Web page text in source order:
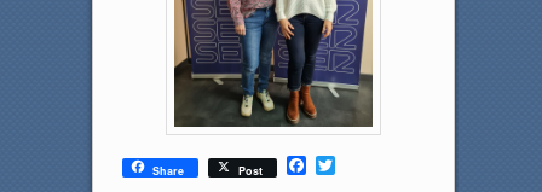
Share Post
F
T